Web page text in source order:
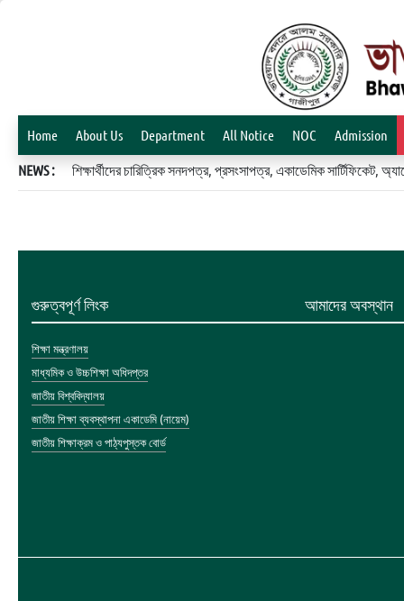
Home About Us Department All Notice NOC Admission
NEWS : শিক্ষার্থীদের চারিত্রিক সনদপত্র, প্রসংসাপত্র, একাডেমিক
গুরুত্বপূর্ণ লিংক
শিক্ষা মন্ত্রণালয়
মাধ্যমিক ও উচ্চশিক্ষা অধিদপ্তর
জাতীয় বিশ্ববিদ্যালয়
জাতীয় শিক্ষা ব্যবস্থাপনা একাডেমি (নায়েম)
জাতীয় শিক্ষাক্রম ও পাঠ্যপুস্তক বোর্ড
আমাদের অবস্থান